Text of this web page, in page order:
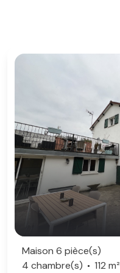
Maison 6 pièce(s)
4 chambre(s)
112 m²